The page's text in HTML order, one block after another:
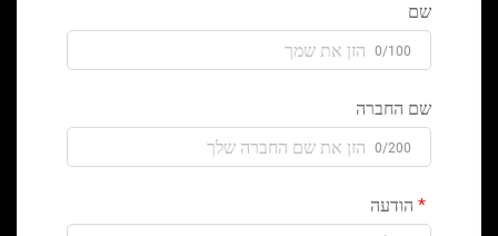
שם
0/100
שם החברה
0/200
הודעה